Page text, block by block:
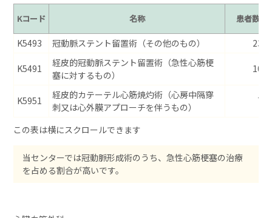
Kコード 名称 患者数
K5493 冠動脈ステント留置術（その他のもの） 235
K5491
経皮的冠動脈ステント留置術（急性心筋梗
塞に対するもの）
100
K5951
経皮的カテーテル心筋焼灼術（心房中隔穿
刺又は心外膜アプローチを伴うもの）
77
当センターでは冠動脈形成術のうち、急性心筋梗塞の治療
を占める割合が高いです。